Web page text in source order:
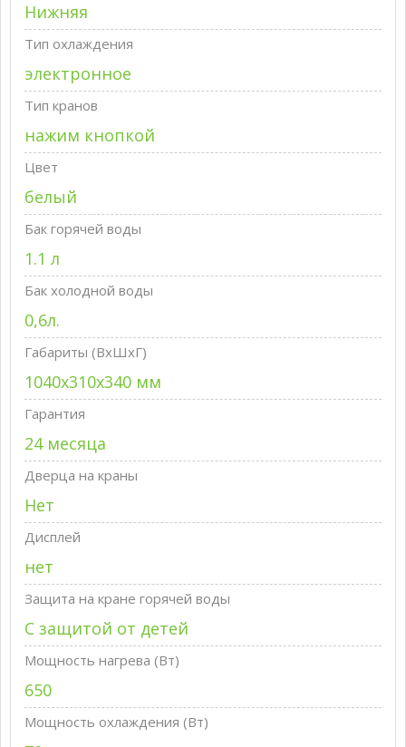
Нижняя
Тип охлаждения
электронное
Тип кранов
нажим кнопкой
Цвет
белый
Бак горячей воды
1.1 л
Бак холодной воды
0,6л.
Габариты (ВxШxГ)
1040х310х340 мм
Гарантия
24 месяца
Дверца на краны
Нет
Дисплей
нет
Защита на кране горячей воды
С защитой от детей
Мощность нагрева (Вт)
650
Мощность охлаждения (Вт)